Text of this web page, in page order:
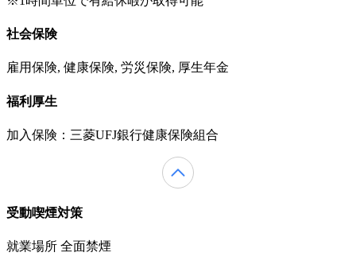
社会保険
雇用保険, 健康保険, 労災保険, 厚生年金
福利厚生
加入保険：三菱UFJ銀行健康保険組合
受動喫煙対策
就業場所 全面禁煙